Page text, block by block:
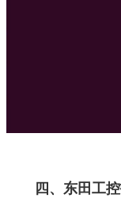
四、东田工控